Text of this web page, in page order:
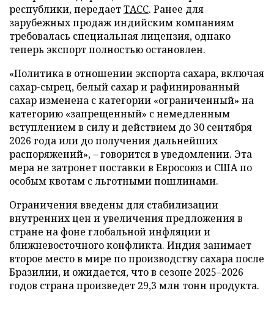
республики, передаетТАСС. Ранее для
зарубежных продаж индийским компаниям
требовалась специальная лицензия, однако
теперь экспорт полностью остановлен.
«Политика в отношении экспорта сахара, включая
сахар-сырец, белый сахар и рафинированный
сахар изменена с категории «ограниченный» на
категорию «запрещенный» с немедленным
вступлением в силу и действием до 30 сентября
2026 года или до получения дальнейших
распоряжений», – говорится в уведомлении. Эта
мера не затронет поставки в Евросоюз и США по
особым квотам с льготными пошлинами.
Ограничения введены для стабилизации
внутренних цен и увеличения предложения в
стране на фоне глобальной инфляции и
ближневосточного конфликта. Индия занимает
второе место в мире по производству сахара после
Бразилии, и ожидается, что в сезоне 2025–2026
годов страна произведет 29,3 млн тонн продукта.